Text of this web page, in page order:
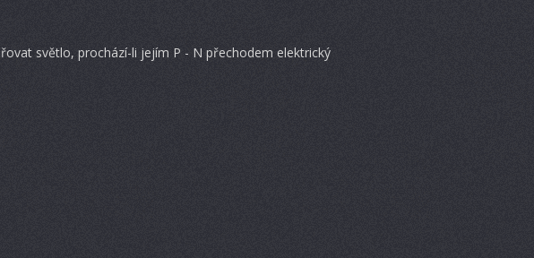
světlo, prochází-li jejím P - N přechodem elektrický